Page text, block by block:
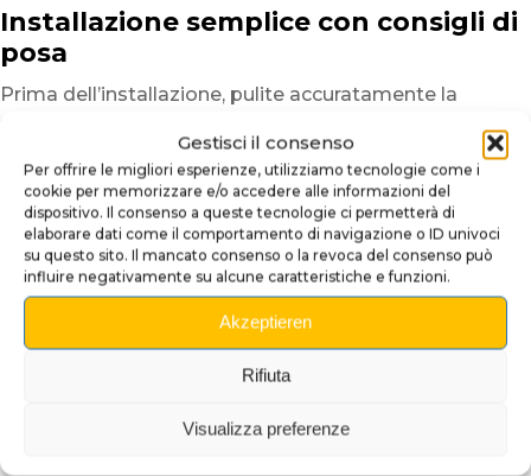
Gestisci il consenso
Per offrire le migliori esperienze, utilizziamo tecnologie come i
cookie per memorizzare e/o accedere alle informazioni del
dispositivo. Il consenso a queste tecnologie ci permetterà di
elaborare dati come il comportamento di navigazione o ID univoci
su questo sito. Il mancato consenso o la revoca del consenso può
influire negativamente su alcune caratteristiche e funzioni.
Akzeptieren
Rifiuta
Visualizza preferenze
Installazione semplice con consigli di
posa
Prima dell’installazione, pulite accuratamente la
per eliminare polvere, tracce di grasso o residui
che potrebbero compromettere l’adesione.
Una superficie pulita garantisce un risultato più
uniforme e duraturo.
Posizionate quindi il copri insider a secco
per verificare l’allineamento.
Grazie alla sua struttura semi-rigida,
il plexiglass adesivo risulta più facile da maneggiare
Per facilitare ulteriormente l’installazione,
consigliamo di lavorare in un ambiente temperato.